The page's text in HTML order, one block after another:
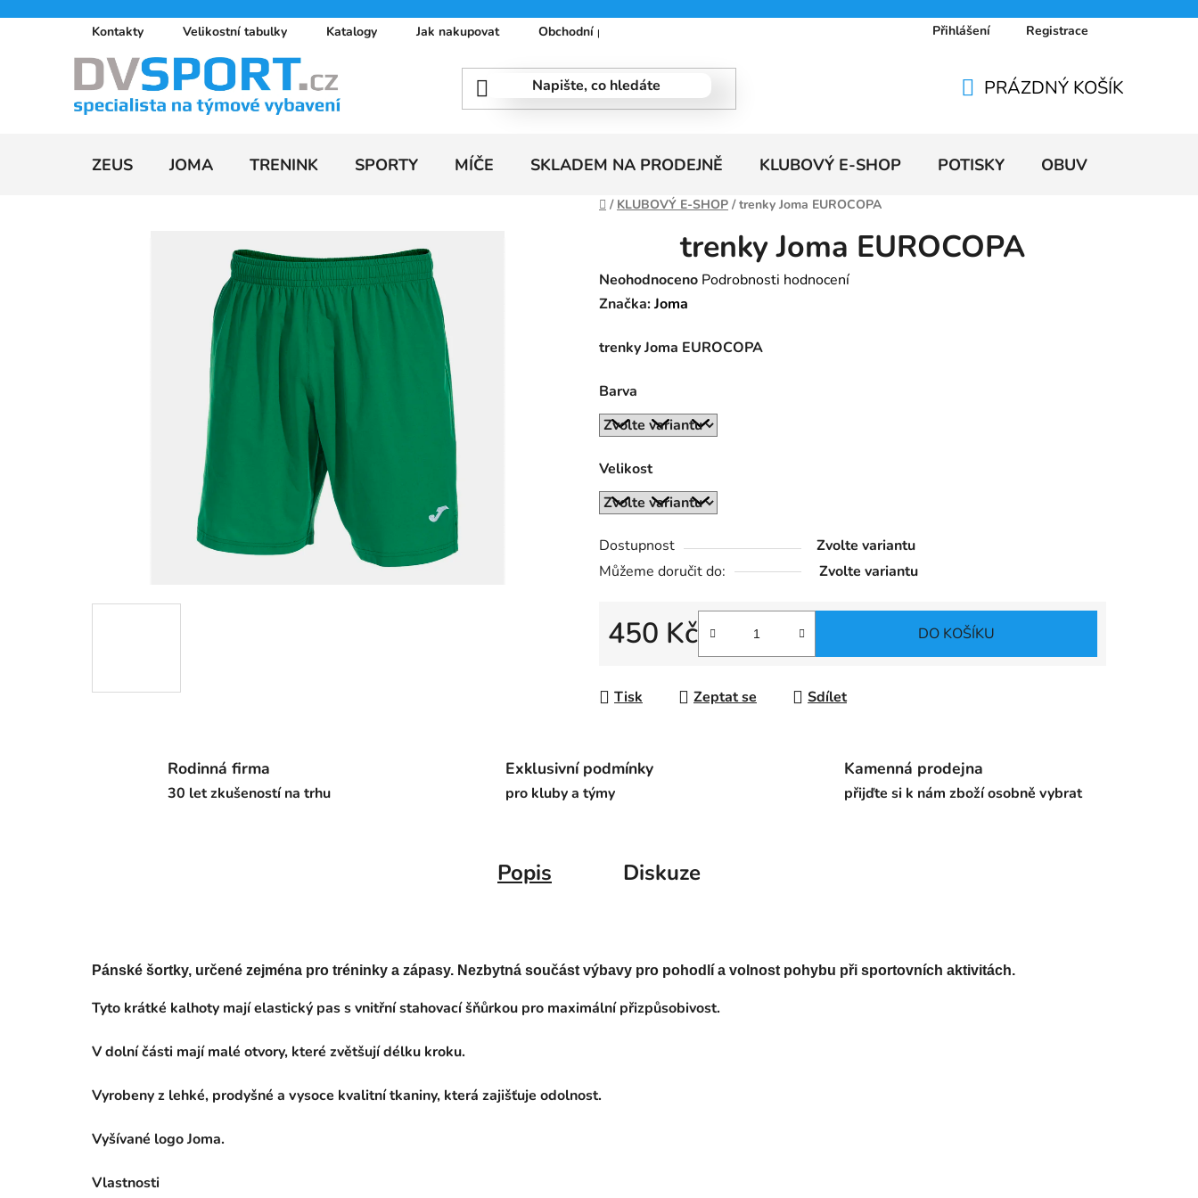
Kontakty Velikostní tabulky Katalogy Jak nakupovat Obchodní podmínky Doprava a platby Ceníky
Přihlášení Registrace
KOŠÍK
PRÁZDNÝ KOŠÍK
ZEUS JOMA TRENINK SPORTY MÍČE SKLADEM NA PRODEJNĚ KLUBOVÝ E-SHOP POTISKY OBUV
Domů
/ KLUBOVÝ E-SHOP / trenky Joma EUROCOPA
trenky Joma EUROCOPA
Průměrné
hodnocení
je
z
5
Neohodnoceno Podrobnosti hodnocení
Značka:Joma
trenky Joma EUROCOPA
Barva
Velikost
Dostupnost
Zvolte variantu
Můžeme doručit do:
Zvolte variantu
450 Kč DO KOŠÍKU
Tisk Zeptat se Sdílet
Rodinná firma
30 let zkušeností na trhu
Exklusivní podmínky
pro kluby a týmy
Kamenná prodejna
přijďte si k nám zboží osobně vybrat
Popis Diskuze
Pánské šortky, určené zejména pro tréninky a zápasy. Nezbytná součást výbavy pro pohodlí a volnost pohybu při sportovních aktivitách.
Tyto krátké kalhoty mají elastický pas s vnitřní stahovací šňůrkou pro maximální přizpůsobivost.
V dolní části mají malé otvory, které zvětšují délku kroku.
Vyrobeny z lehké, prodyšné a vysoce kvalitní tkaniny, která zajišťuje odolnost.
Vyšívané logo Joma.
Vlastnosti